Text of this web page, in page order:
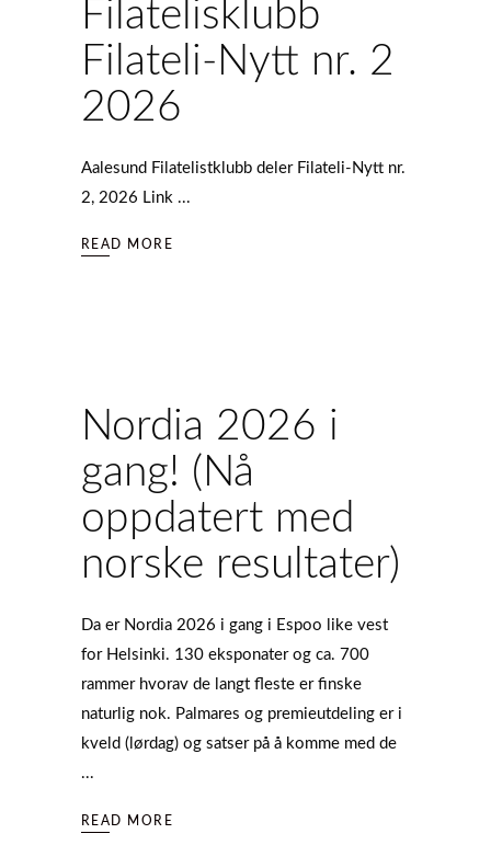
Filatelisklubb
Filateli-Nytt nr. 2
2026
Aalesund Filatelistklubb deler Filateli-Nytt nr.
2, 2026 Link
READ MORE
Nordia 2026 i
gang! (Nå
oppdatert med
norske resultater)
Da er Nordia 2026 i gang i Espoo like vest
for Helsinki. 130 eksponater og ca. 700
rammer hvorav de langt fleste er finske
naturlig nok. Palmares og premieutdeling er i
kveld (lørdag) og satser på å komme med de
READ MORE